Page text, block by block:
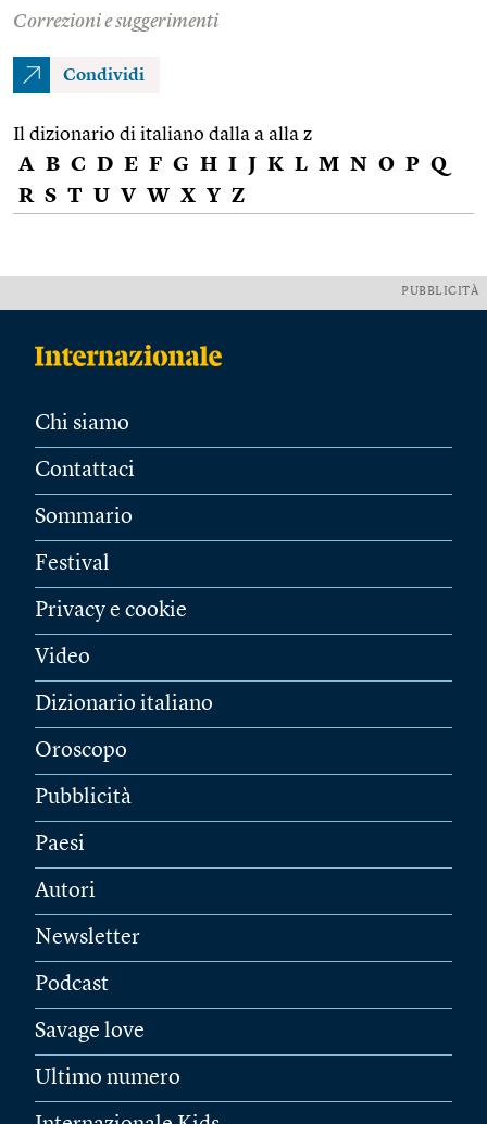
Correzioni e suggerimenti
Condividi
Il dizionario di italiano dalla a alla z
A B C D E F G H I J K L M N O P Q
R S T U V W X Y Z
PUBBLICITÀ
Chi siamo
Contattaci
Sommario
Festival
Privacy e cookie
Video
Dizionario italiano
Oroscopo
Pubblicità
Paesi
Autori
Newsletter
Podcast
Savage love
Ultimo numero